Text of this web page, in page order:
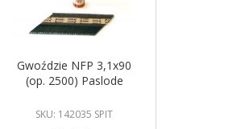
Gwoździe NFP 3,1x90
(op. 2500) Paslode
SKU: 142035 SPIT